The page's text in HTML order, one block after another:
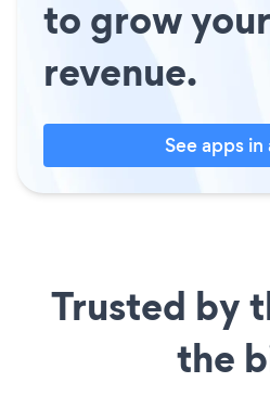
to grow
revenue.
See apps
Trusted by
the